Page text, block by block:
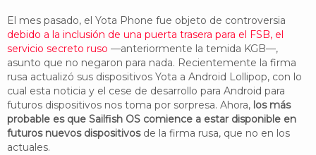
El mes pasado, el Yota Phone fue objeto de controversia
debido a la inclusión de una puerta trasera para el FSB, el
servicio secreto ruso —anteriormente la temida KGB—,
asunto que no negaron para nada. Recientemente la firma
rusa actualizó sus dispositivos Yota a Android Lollipop, con lo
cual esta noticia y el cese de desarrollo para Android para
futuros dispositivos nos toma por sorpresa. Ahora, los más
probable es que Sailfish OS comience a estar disponible en
futuros nuevos dispositivos de la firma rusa, que no en los
actuales.